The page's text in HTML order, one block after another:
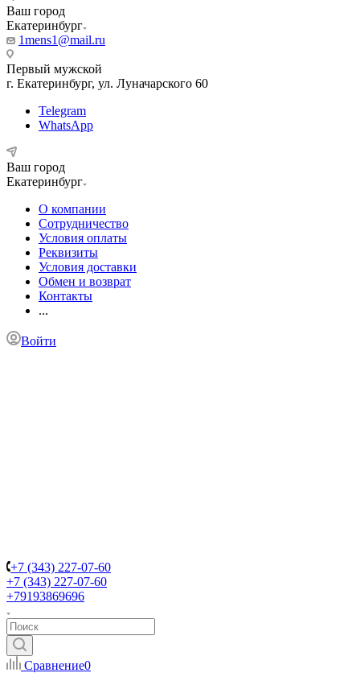
Ваш город
Екатеринбург
1mens1@mail.ru
Первый мужской
г. Екатеринбург, ул. Луначарского 60
Telegram
WhatsApp
Ваш город
Екатеринбург
О компании
Сотрудничество
Условия оплаты
Реквизиты
Условия доставки
Обмен и возврат
Контакты
...
Войти
+7 (343) 227-07-60
+7 (343) 227-07-60
+79193869696
Сравнение0